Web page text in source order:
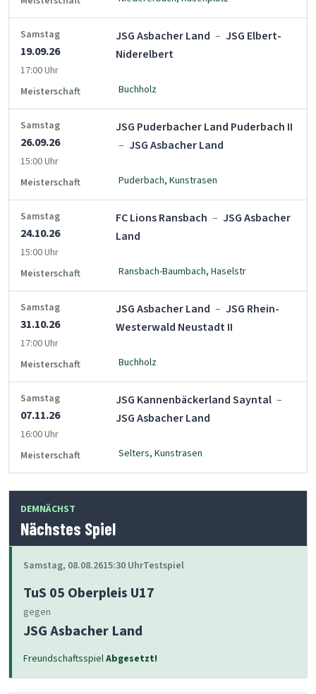
Samstag
19.09.26
17:00 Uhr
JSG Asbacher Land – JSG Elbert-
Niderelbert
Meisterschaft Buchholz
Samstag
26.09.26
15:00 Uhr
JSG Puderbacher Land Puderbach II
– JSG Asbacher Land
Meisterschaft Puderbach, Kunstrasen
Samstag
24.10.26
15:00 Uhr
FC Lions Ransbach – JSG Asbacher
Land
Meisterschaft Ransbach-Baumbach, Haselstr
Samstag
31.10.26
17:00 Uhr
JSG Asbacher Land – JSG Rhein-
Westerwald Neustadt II
Meisterschaft Buchholz
Samstag
07.11.26
16:00 Uhr
JSG Kannenbäckerland Sayntal –
JSG Asbacher Land
Meisterschaft Selters, Kunstrasen
DEMNÄCHST
Nächstes Spiel
Samstag, 08.08.2615:30 UhrTestspiel
TuS 05 Oberpleis U17
gegen
JSG Asbacher Land
FreundschaftsspielAbgesetzt!